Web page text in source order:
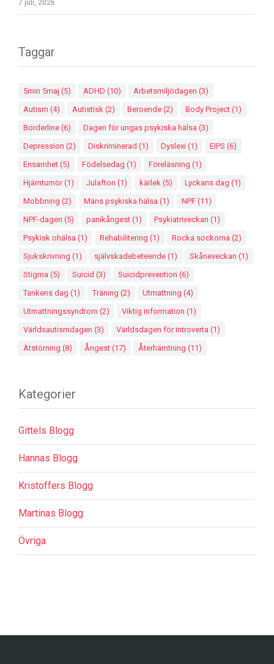
7 juli, 2026
Taggar
5min 5maj (5) ADHD (10) Arbetsmiljödagen (3)
Autism (4) Autistisk (2) Beroende (2) Body Project (1)
Borderline (6) Dagen för ungas psykiska hälsa (3)
Depression (2) Diskriminerad (1) Dyslexi (1) EIPS (6)
Ensamhet (5) Födelsedag (1) Föreläsning (1)
Hjärntumör(1) Julafton (1) kärlek (5) Lyckans dag (1)
Mobbning (2) Mäns psykiska hälsa (1) NPF (11)
NPF-dagen (5) panikångest (1) Psykiatriveckan (1)
Psykisk ohälsa (1) Rehabilitering (1) Rocka sockorna (2)
Sjukskrivning (1) självskadebeteende (1) Skåneveckan (1)
Stigma (5) Suicid (3) Suicidprevention (6)
Tankens dag (1) Träning (2) Utmattning (4)
Utmattningssyndrom (2) Viktig information (1)
Världsautismdagen (3) Världsdagen för introverta (1)
Ätstörning (8) Ångest (17) Återhämtning (11)
Kategorier
Gittels Blogg
Hannas Blogg
Kristoffers Blogg
Martinas Blogg
Övriga